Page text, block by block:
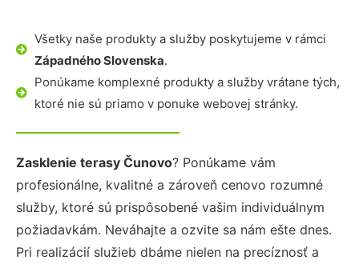
Všetky naše produkty a služby poskytujeme v rámci
Západného Slovenska.
Ponúkame komplexné produkty a služby vrátane tých,
ktoré nie sú priamo v ponuke webovej stránky.
Zasklenie terasy Čunovo? Ponúkame vám
profesionálne, kvalitné a zároveň cenovo rozumné
služby, ktoré sú prispôsobené vašim individuálnym
požiadavkám. Neváhajte a ozvite sa nám ešte dnes.
Pri realizácií služieb dbáme nielen na precíznosť a